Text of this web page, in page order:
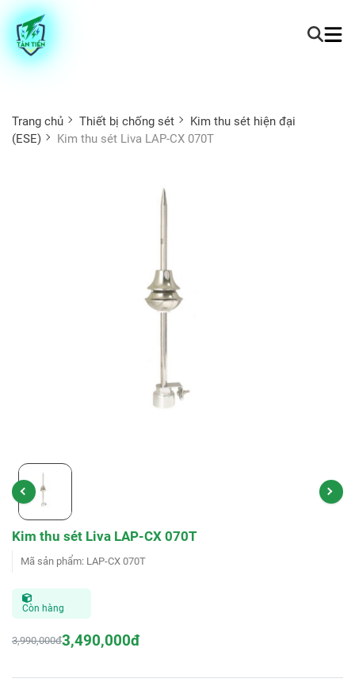
Trang chủ Thiết bị chống sét
Kim thu sét hiện đại
(ESE)
Kim thu sét Liva LAP-CX 070T
Kim thu sét Liva LAP-CX 070T
Mã sản phẩm: LAP-CX 070T
Còn hàng
3,990,000đ3,490,000đ